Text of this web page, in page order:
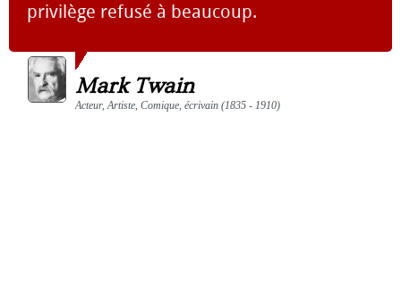
privilège refusé à beaucoup.
Mark Twain
Acteur, Artiste, Comique, écrivain (1835 - 1910)